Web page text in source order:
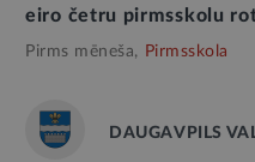
eiro četru pirmsskolu
Pirms mēneša, Pirmsskola
DAUGAVPILS